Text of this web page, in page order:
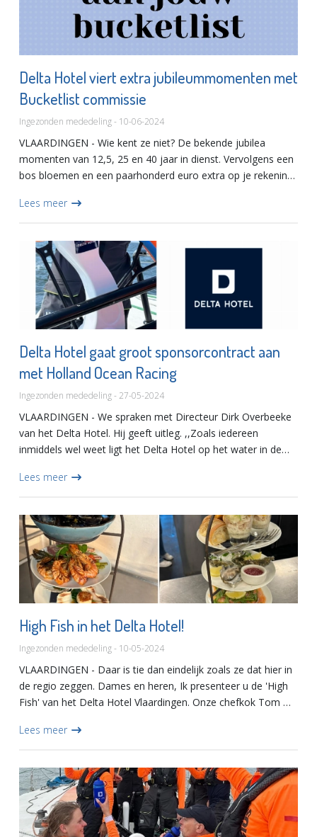
Delta Hotel viert extra jubileummomenten met
Bucketlist commissie
Ingezonden mededeling - 10-06-2024
VLAARDINGEN - Wie kent ze niet? De bekende jubilea
momenten van 12,5, 25 en 40 jaar in dienst. Vervolgens een
bos bloemen en een paarhonderd euro extra op je rekening
en...
Lees meer
Delta Hotel gaat groot sponsorcontract aan
met Holland Ocean Racing
Ingezonden mededeling - 27-05-2024
VLAARDINGEN - We spraken met Directeur Dirk Overbeeke
van het Delta Hotel. Hij geeft uitleg. ,,Zoals iedereen
inmiddels wel weet ligt het Delta Hotel op het water in de
geïnspiree...
Lees meer
High Fish in het Delta Hotel!
Ingezonden mededeling - 10-05-2024
VLAARDINGEN - Daar is tie dan eindelijk zoals ze dat hier in
de regio zeggen. Dames en heren, Ik presenteer u de 'High
Fish' van het Delta Hotel Vlaardingen. Onze chefkok Tom De
Lees meer